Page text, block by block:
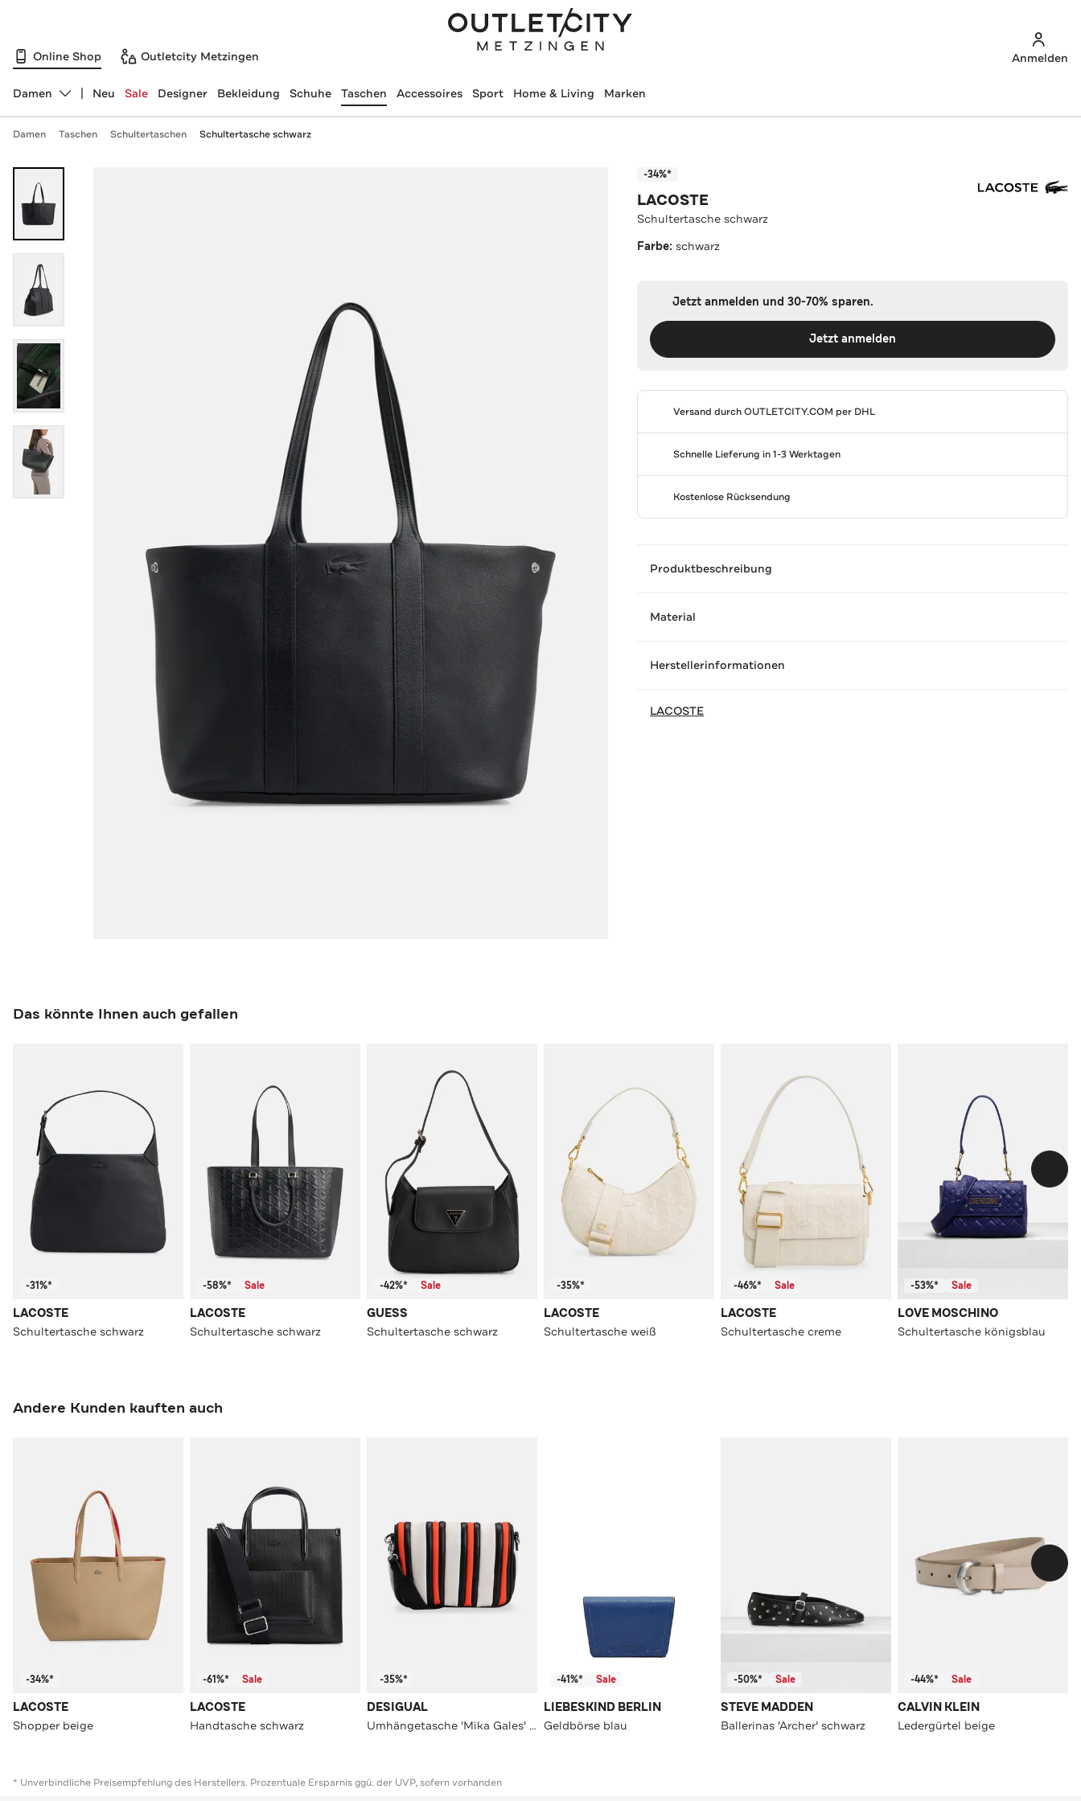
Online Shop Outletcity Metzingen Anmelden
Abteilung ändern, ausgewählt:
Damen Neu Sale Designer Bekleidung Schuhe Taschen Accessoires Sport Home & Living Marken
Damen Taschen Schultertaschen Schultertasche schwarz
-34%*
LACOSTE
Schultertasche schwarz
Farbe: schwarz
Jetzt anmelden und 30-70% sparen.
Jetzt anmelden
Versand durchOUTLETCITY.COM per DHL
Schnelle Lieferung in 1-3 Werktagen
Kostenlose Rücksendung
Produktbeschreibung
Material
Herstellerinformationen
LACOSTE
Das könnte Ihnen auch gefallen
-31%*
LACOSTE
Schultertasche schwarz
-58%* Sale
LACOSTE
Schultertasche schwarz
-42%* Sale
GUESS
Schultertasche schwarz
-35%*
LACOSTE
Schultertasche weiß
-46%* Sale
LACOSTE
Schultertasche creme
-53%* Sale
LOVE MOSCHINO
Schultertasche königsblau
Andere Kunden kauften auch
-34%*
LACOSTE
Shopper beige
-61%* Sale
LACOSTE
Handtasche schwarz
-35%*
DESIGUAL
Umhängetasche 'Mika Gales' gestreift
-41%* Sale
LIEBESKIND BERLIN
Geldbörse blau
-50%* Sale
STEVE MADDEN
Ballerinas 'Archer' schwarz
-44%* Sale
CALVIN KLEIN
Ledergürtel beige
* Unverbindliche Preisempfehlung des Herstellers. Prozentuale Ersparnis ggü. der UVP, sofern vorhanden